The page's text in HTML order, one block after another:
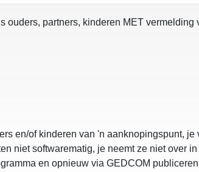
partners, kinderen MET vermelding
en/of kinderen van 'n aanknopingspunt, je
niet softwarematig, je neemt ze niet over
en opnieuw via GEDCOM